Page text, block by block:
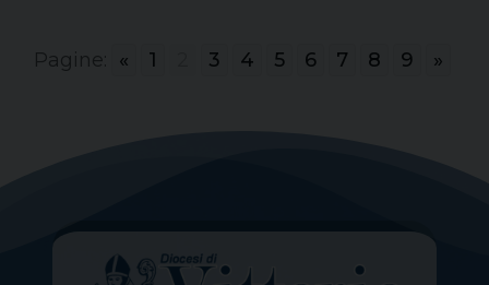
Pagine: « 1 3 4 5 6 7 8 9 »